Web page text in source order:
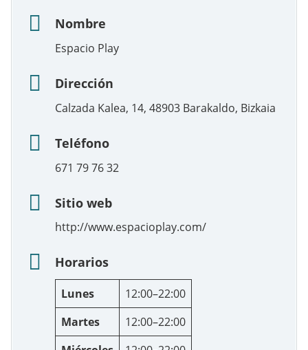
Nombre
Espacio Play
Dirección
Calzada Kalea, 14, 48903 Barakaldo, Bizkaia
Teléfono
671 79 76 32
Sitio web
http://www.espacioplay.com/
Horarios
Lunes
12:00–22:00
Martes
12:00–22:00